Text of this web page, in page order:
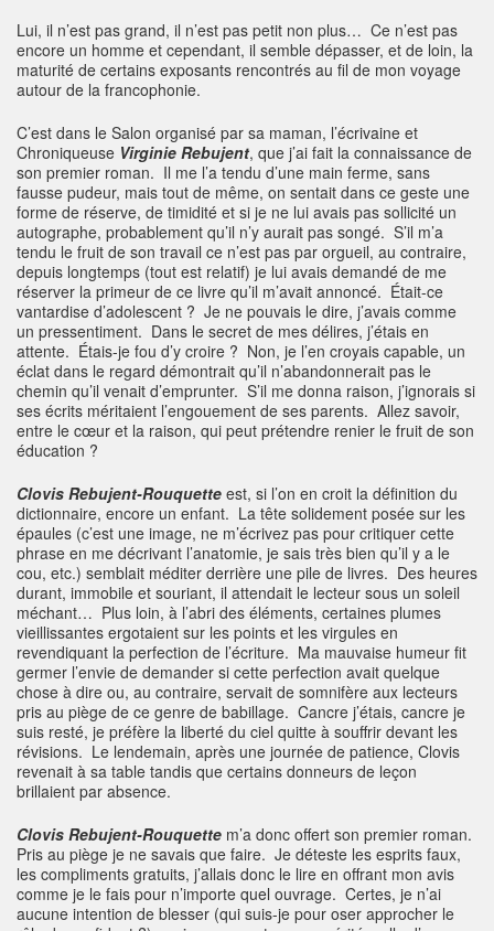
Lui, il n’est pas grand, il n’est pas petit non plus… Ce n’est pas
encore un homme et cependant, il semble dépasser, et de loin, la
maturité de certains exposants rencontrés au fil de mon voyage
autour de la francophonie.
C’est dans le Salon organisé par sa maman, l’écrivaine et
Chroniqueuse Virginie Rebujent, que j’ai fait la connaissance de
son premier roman. Il me l’a tendu d’une main ferme, sans
fausse pudeur, mais tout de même, on sentait dans ce geste une
forme de réserve, de timidité et si je ne lui avais pas sollicité un
autographe, probablement qu’il n’y aurait pas songé. S’il m’a
tendu le fruit de son travail ce n’est pas par orgueil, au contraire,
depuis longtemps (tout est relatif) je lui avais demandé de me
réserver la primeur de ce livre qu’il m’avait annoncé. Était-ce
vantardise d’adolescent ? Je ne pouvais le dire, j’avais comme
un pressentiment. Dans le secret de mes délires, j’étais en
attente. Étais-je fou d’y croire ? Non, je l’en croyais capable, un
éclat dans le regard démontrait qu’il n’abandonnerait pas le
chemin qu’il venait d’emprunter. S’il me donna raison, j’ignorais si
ses écrits méritaient l’engouement de ses parents. Allez savoir,
entre le cœur et la raison, qui peut prétendre renier le fruit de son
éducation ?
Clovis Rebujent-Rouquette est, si l’on en croit la définition du
dictionnaire, encore un enfant. La tête solidement posée sur les
épaules (c’est une image, ne m’écrivez pas pour critiquer cette
phrase en me décrivant l’anatomie, je sais très bien qu’il y a le
cou, etc.) semblait méditer derrière une pile de livres. Des heures
durant, immobile et souriant, il attendait le lecteur sous un soleil
méchant… Plus loin, à l’abri des éléments, certaines plumes
vieillissantes ergotaient sur les points et les virgules en
revendiquant la perfection de l’écriture. Ma mauvaise humeur fit
germer l’envie de demander si cette perfection avait quelque
chose à dire ou, au contraire, servait de somnifère aux lecteurs
pris au piège de ce genre de babillage. Cancre j’étais, cancre je
suis resté, je préfère la liberté du ciel quitte à souffrir devant les
révisions. Le lendemain, après une journée de patience, Clovis
revenait à sa table tandis que certains donneurs de leçon
brillaient par absence.
Clovis Rebujent-Rouquette m’a donc offert son premier roman.
Pris au piège je ne savais que faire. Je déteste les esprits faux,
les compliments gratuits, j’allais donc le lire en offrant mon avis
comme je le fais pour n’importe quel ouvrage. Certes, je n’ai
aucune intention de blesser (qui suis-je pour oser approcher le